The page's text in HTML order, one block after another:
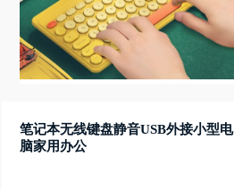
笔记本无线键盘静音USB外接小型电
脑家用办公